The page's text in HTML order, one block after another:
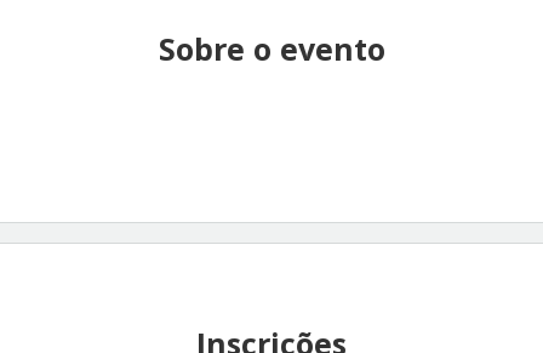
Sobre o evento
Inscrições